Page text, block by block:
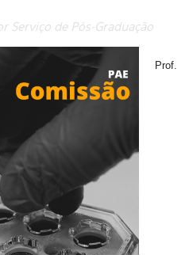
Serviço de Pós-Graduação
Prof.